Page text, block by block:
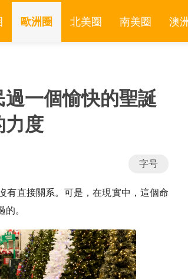
歐洲圈 北美圈 南美圈 澳
一個愉快的聖誕
力度
字号
有直接關系。可是，在現實中，這個命
。